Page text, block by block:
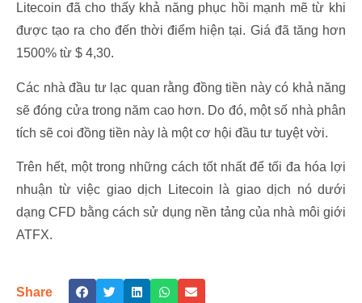
Litecoin đã cho thấy khả năng phục hồi mạnh mẽ từ khi
được tạo ra cho đến thời điểm hiện tại. Giá đã tăng hơn
1500% từ $ 4,30.
Các nhà đầu tư lạc quan rằng đồng tiền này có khả năng
sẽ đóng cửa trong năm cao hơn. Do đó, một số nhà phân
tích sẽ coi đồng tiền này là một cơ hội đầu tư tuyệt vời.
Trên hết, một trong những cách tốt nhất để tối đa hóa lợi
nhuận từ việc giao dịch Litecoin là giao dịch nó dưới
dạng CFD bằng cách sử dụng nền tảng của nhà môi giới
ATFX.
Share